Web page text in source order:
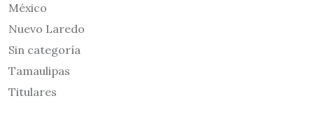
México
Nuevo Laredo
Sin categoría
Tamaulipas
Titulares